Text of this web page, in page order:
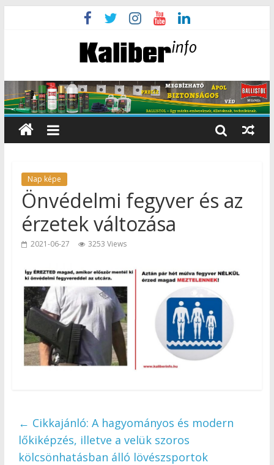
Nap képe
Önvédelmi fegyver és az
érzetek változása
2021-06-27 3253 Views
← Cikkajánló: A hagyományos és modern
lőkiképzés, illetve a velük szoros
kölcsönhatásban álló lövészsportok